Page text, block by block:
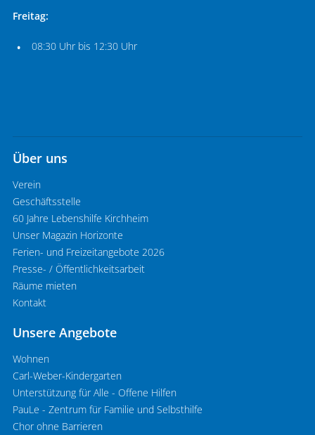
Freitag:
08:30 Uhr bis 12:30 Uhr
Über uns
Verein
Geschäftsstelle
60 Jahre Lebenshilfe Kirchheim
Unser Magazin Horizonte
Ferien- und Freizeitangebote 2026
Presse- / Öffentlichkeitsarbeit
Räume mieten
Kontakt
Unsere Angebote
Wohnen
Carl-Weber-Kindergarten
Unterstützung für Alle - Offene Hilfen
PauLe - Zentrum für Familie und Selbsthilfe
Chor ohne Barrieren